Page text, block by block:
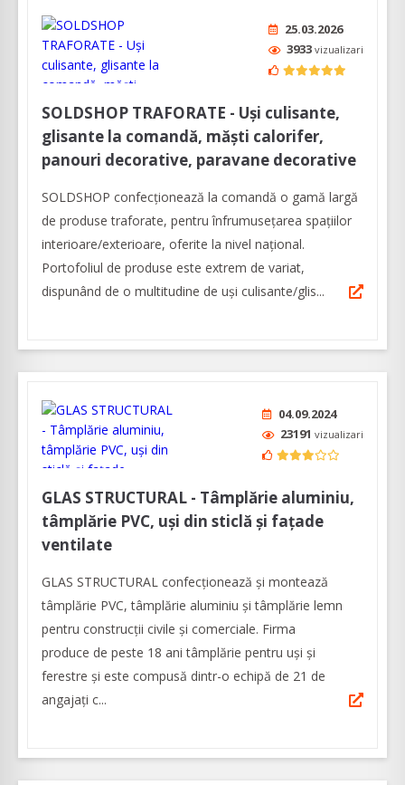
25.03.2026
3933 vizualizari
SOLDSHOP TRAFORATE - Uși culisante,
glisante la comandă, măști calorifer,
panouri decorative, paravane decorative
SOLDSHOP confecționează la comandă o gamă largă
de produse traforate, pentru înfrumusețarea spațiilor
interioare/exterioare, oferite la nivel naţional.
Portofoliul de produse este extrem de variat,
dispunând de o multitudine de uși culisante/glis...
04.09.2024
23191 vizualizari
GLAS STRUCTURAL - Tâmplărie aluminiu,
tâmplărie PVC, uși din sticlă și fațade
ventilate
GLAS STRUCTURAL confecționează și montează
tâmplărie PVC, tâmplărie aluminiu și tâmplărie lemn
pentru construcții civile și comerciale. Firma
produce de peste 18 ani tâmplărie pentru uși și
ferestre și este compusă dintr-o echipă de 21 de
angajați c...